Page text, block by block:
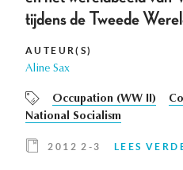
tijdens de Tweede
AUTEUR(S)
Aline Sax
Occupation (WW II)
National Socialism
2012 2-3 LEES